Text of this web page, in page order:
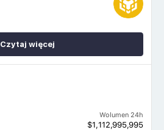
Wolumen 24h
$1,112,995,995
Czytaj więcej